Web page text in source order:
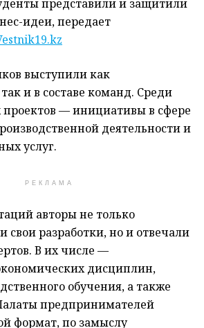
представили и защитили
идеи, передает
выступили как
и в составе команд. Среди
— инициативы в сфере
деятельности и
услуг.
РЕКЛАМА
авторы не только
свои разработки, но и отвечали
В их числе —
дисциплин,
обучения, а также
предпринимателей
формат, по замыслу